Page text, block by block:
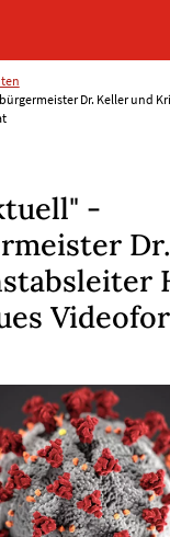
Dr. Keller und
-